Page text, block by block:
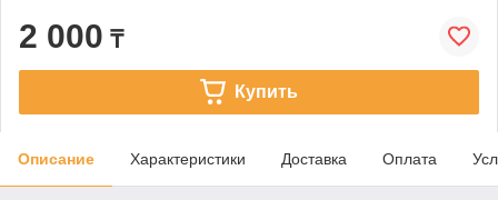
2 000 ₸
Купить
Описание Характеристики Доставка Оплата